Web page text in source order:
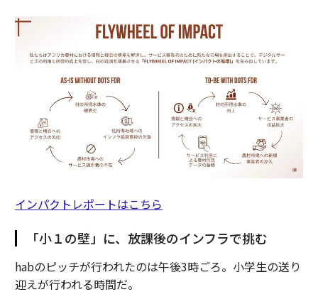
インパクトレポートはこちら
「小１の壁」に、放課後のインフラで挑む
habのピッチが行われたのは午後3時ごろ。小学生の送り
迎えが行われる時間だ。